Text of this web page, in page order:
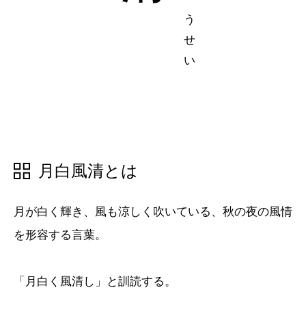
月白風清とは
月が白く輝き、風も涼しく吹いている、秋の夜の風情
を形容する言葉。
「月白く風清し」と訓読する。